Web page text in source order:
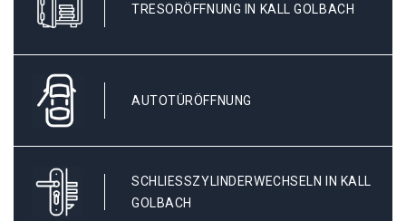
TRESORÖFFNUNG IN KALL GOLBACH
AUTOTÜRÖFFNUNG
SCHLIESSZYLINDERWECHSELN IN KALL G
OLBACH